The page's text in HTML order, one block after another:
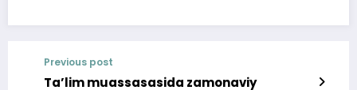
Previous post
Ta’lim muassasasida zamonaviy